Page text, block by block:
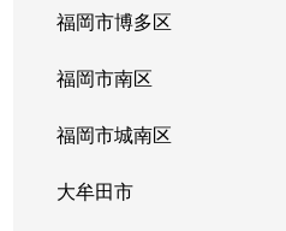
福岡市博多区
福岡市南区
福岡市城南区
大牟田市